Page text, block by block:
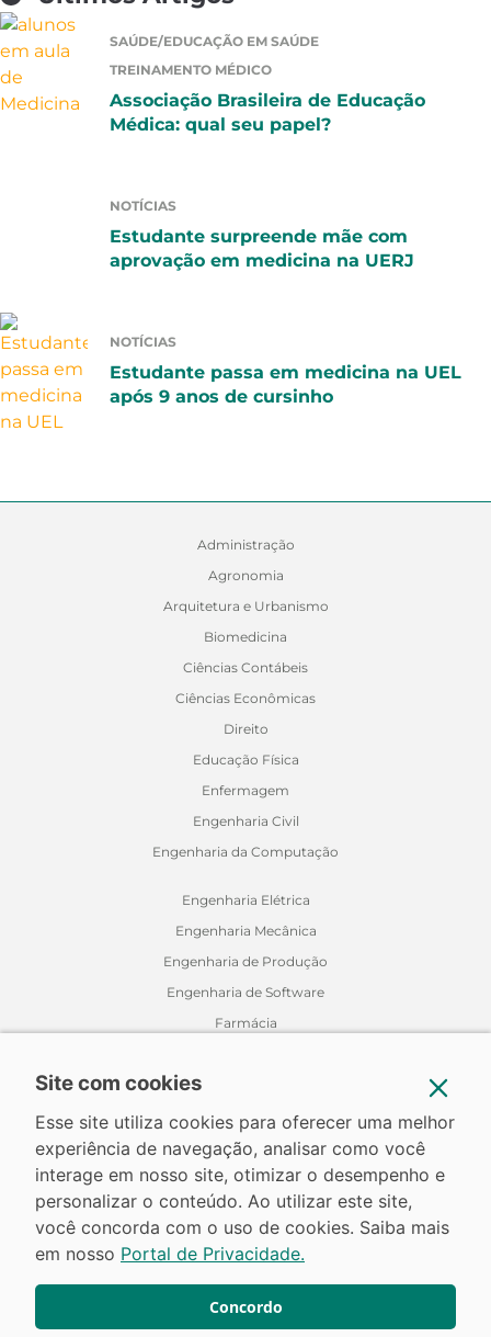
SAÚDE/EDUCAÇÃO EM SAÚDE
TREINAMENTO MÉDICO
Associação Brasileira de Educação
Médica: qual seu papel?
NOTÍCIAS
Estudante surpreende mãe com
aprovação em medicina na UERJ
NOTÍCIAS
Estudante passa em medicina na UEL
após 9 anos de cursinho
Administração
Agronomia
Arquitetura e Urbanismo
Biomedicina
Ciências Contábeis
Ciências Econômicas
Direito
Educação Física
Enfermagem
Engenharia Civil
Engenharia da Computação
Engenharia Elétrica
Engenharia Mecânica
Engenharia de Produção
Engenharia de Software
Farmácia
Medicina Veterinária
Nutrição
Odontologia
Relações Internacionais
Site com cookies
Esse site utiliza cookies para oferecer uma melhor
experiência de navegação, analisar como você
interage em nosso site, otimizar o desempenho e
personalizar o conteúdo. Ao utilizar este site,
você concorda com o uso de cookies. Saiba mais
em nosso Portal de Privacidade.
Concordo